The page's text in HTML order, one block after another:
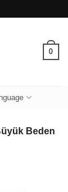
0
Beden